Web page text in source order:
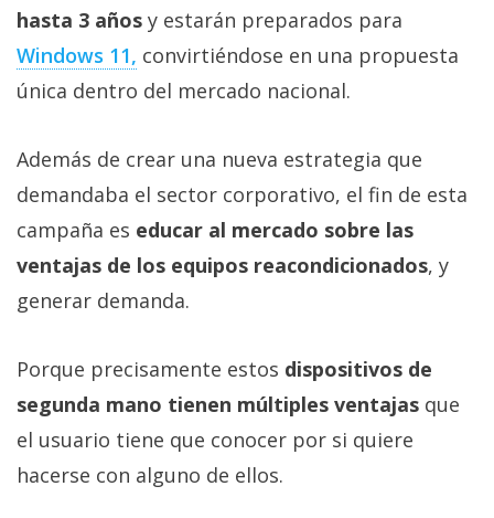
hasta 3 años y estarán preparados para
Windows 11, convirtiéndose en una propuesta
única dentro del mercado nacional.
Además de crear una nueva estrategia que
demandaba el sector corporativo, el fin de esta
campaña es educar al mercado sobre las
ventajas de los equipos reacondicionados, y
generar demanda.
Porque precisamente estos dispositivos de
segunda mano tienen múltiples ventajas que
el usuario tiene que conocer por si quiere
hacerse con alguno de ellos.